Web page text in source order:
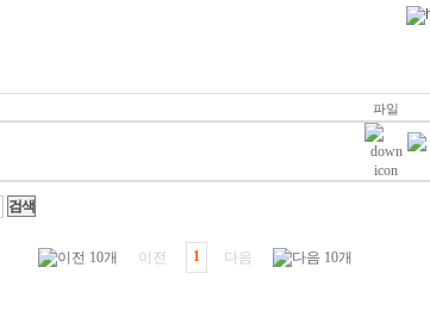
파일
이전 1 다음